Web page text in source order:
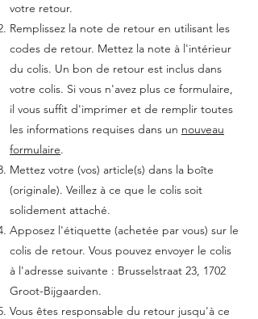
votre retour.
Remplissez la note de retour en utilisant les
codes de retour. Mettez la note à l'intérieur
du colis. Un bon de retour est inclus dans
votre colis. Si vous n'avez plus ce formulaire,
il vous suffit d'imprimer et de remplir toutes
les informations requises dans un nouveau
formulaire.
Mettez votre (vos) article(s) dans la boîte
(originale). Veillez à ce que le colis soit
solidement attaché.
Apposez l'étiquette (achetée par vous) sur le
colis de retour. Vous pouvez envoyer le colis
à l'adresse suivante : Brusselstraat 23, 1702
Groot-Bijgaarden.
Vous êtes responsable du retour jusqu'à ce